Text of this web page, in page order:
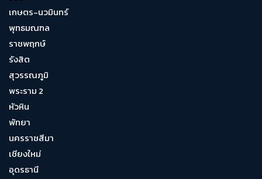
เกษตร-นวมินทร์
พุทธมณฑล
ราชพฤกษ์
รังสิต
สุวรรณภูมิ
พระราม 2
หัวหิน
พัทยา
นครราชสีมา
เชียงใหม่
อุดรธานี